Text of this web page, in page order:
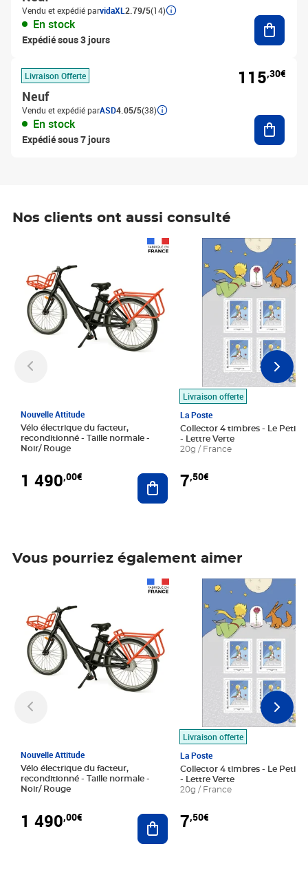
Vendu et expédié parvidaXL 2.79/5(14)
En stock
Expédié sous 3 jours
Livraison Offerte
Neuf
Vendu et expédié parASD4.05/5(38)
En stock
Expédié sous 7 jours
115,30€
Nos clients ont aussi consulté
Nouvelle Attitude
Vélo électrique du facteur,
reconditionné - Taille normale -
Noir/ Rouge
1 490,00€ Ajouter au panier
Livraison offerte
La Poste
Collector 4 timbres - Le Petit
- Lettre Verte
20g / France
7,50€
Prix 7,50€
Vous pourriez également aimer
Nouvelle Attitude
Vélo électrique du facteur,
reconditionné - Taille normale -
Noir/ Rouge
1 490,00€ Ajouter au panier
Livraison offerte
La Poste
Collector 4 timbres - Le Petit
- Lettre Verte
20g / France
7,50€
Prix 7,50€